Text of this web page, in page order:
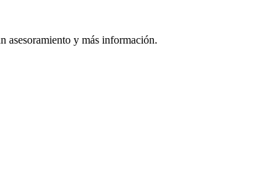
asesoramiento y más información.